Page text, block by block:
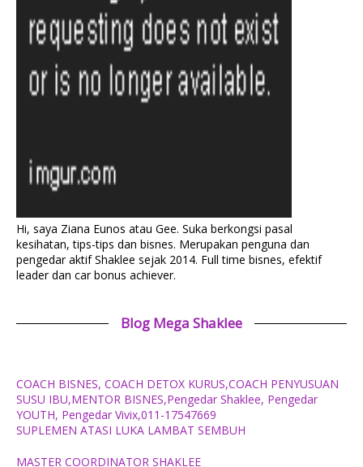
Hi, saya Ziana Eunos atau Gee. Suka berkongsi pasal
kesihatan, tips-tips dan bisnes. Merupakan penguna dan
pengedar aktif Shaklee sejak 2014. Full time bisnes, efektif
leader dan car bonus achiever.
Blog Mega Shaklee
COACH BISNES, COACH DETOX KURUS,COACH PENYUSUAN
SUSU IBU,MENTOR BISNES,Pengedar Shaklee, Pengedar
YOUTH, Pengedar Vivix,011-17547669
SUPLEMEN ATASI LUKA LAMBAT SEMBUH
MASTER COORDINATOR SHAKLEE